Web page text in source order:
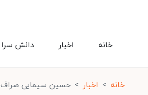
دانش سرا اخبار خانه
خانه اخبار حسین سیمایی صراف